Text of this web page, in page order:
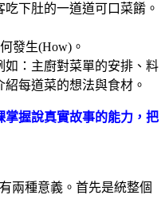
下肚的一道道可口菜餚。
發生(How)。
如：主廚對菜單的安排、料
每道菜的想法與食材。
兩種意義。首先是統整個